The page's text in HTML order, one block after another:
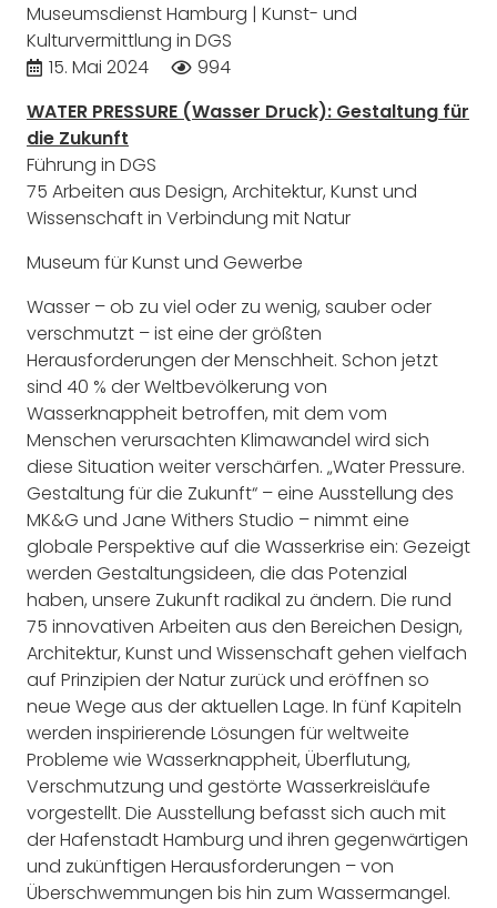
Museumsdienst Hamburg | Kunst- und
Kulturvermittlung in DGS
15. Mai 2024
994
WATER PRESSURE (Wasser Druck): Gestaltung für
die Zukunft
Führung in DGS
75 Arbeiten aus Design, Architektur, Kunst und
Wissenschaft in Verbindung mit Natur
Museum für Kunst und Gewerbe
Wasser – ob zu viel oder zu wenig, sauber oder
verschmutzt – ist eine der größten
Herausforderungen der Menschheit. Schon jetzt
sind 40 % der Weltbevölkerung von
Wasserknappheit betroffen, mit dem vom
Menschen verursachten Klimawandel wird sich
diese Situation weiter verschärfen. „Water Pressure.
Gestaltung für die Zukunft“ – eine Ausstellung des
MK&G und Jane Withers Studio – nimmt eine
globale Perspektive auf die Wasserkrise ein: Gezeigt
werden Gestaltungsideen, die das Potenzial
haben, unsere Zukunft radikal zu ändern. Die rund
75 innovativen Arbeiten aus den Bereichen Design,
Architektur, Kunst und Wissenschaft gehen vielfach
auf Prinzipien der Natur zurück und eröffnen so
neue Wege aus der aktuellen Lage. In fünf Kapiteln
werden inspirierende Lösungen für weltweite
Probleme wie Wasserknappheit, Überflutung,
Verschmutzung und gestörte Wasserkreisläufe
vorgestellt. Die Ausstellung befasst sich auch mit
der Hafenstadt Hamburg und ihren gegenwärtigen
und zukünftigen Herausforderungen – von
Überschwemmungen bis hin zum Wassermangel.